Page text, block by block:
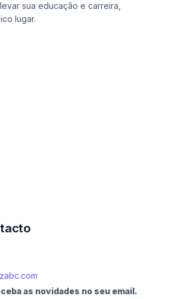
sua educação e carreira,
lugar.
as novidades no seu email.